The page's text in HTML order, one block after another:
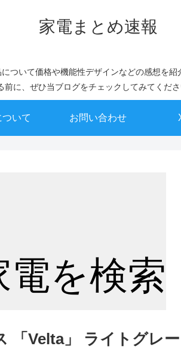
家電まとめ速報
ついて価格や機能性デザインなどの感想を
前に、ぜひ当ブログをチェックしてみてくだ
いて お問い合わせ
を検索
「Velta」 ライトグレ